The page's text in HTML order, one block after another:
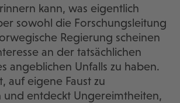
kann, was eigentlich
sowohl die Forschungsleitung
Regierung scheinen
an der tatsächlichen
angeblichen Unfalls zu haben.
auf eigene Faust zu
und entdeckt Ungereimtheiten,